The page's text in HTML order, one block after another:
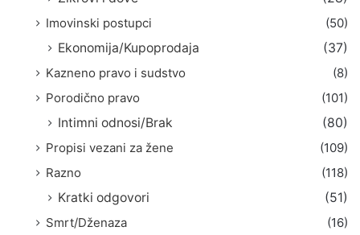
Imovinski postupci
(50)
Ekonomija/Kupoprodaja
(37)
Kazneno pravo i sudstvo
(8)
Porodično pravo
(101)
Intimni odnosi/Brak
(80)
Propisi vezani za žene
(109)
Razno
(118)
Kratki odgovori
(51)
Smrt/Dženaza
(16)